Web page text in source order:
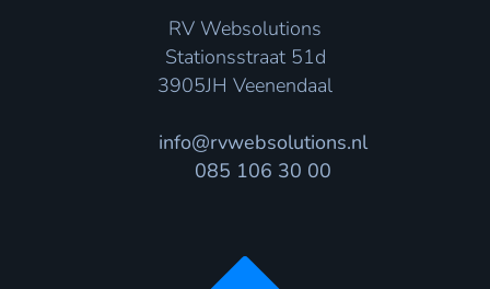
RV Websolutions
Stationsstraat 51d
3905JH Veenendaal
info@rvwebsolutions.nl
085 106 30 00